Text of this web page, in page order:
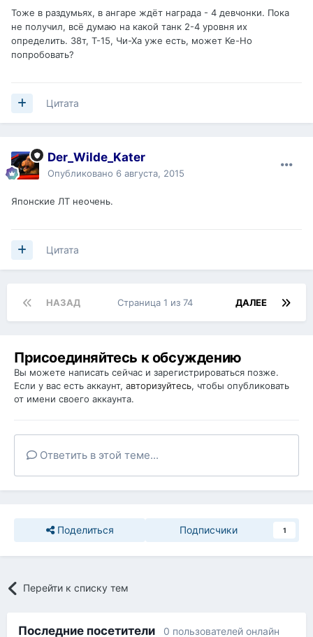
Тоже в раздумьях, в ангаре ждёт награда - 4 девчонки. Пока
не получил, всё думаю на какой танк 2-4 уровня их
определить. 38т, Т-15, Чи-Ха уже есть, может Ке-Но
попробовать?
Цитата
Der_Wilde_Kater
Опубликовано 6 августа, 2015
Японские ЛТ неочень.
Цитата
НАЗАД ДАЛЕЕ
Страница 1 из 74
Присоединяйтесь к обсуждению
Вы можете написать сейчас и зарегистрироваться позже.
Если у вас есть аккаунт, авторизуйтесь, чтобы опубликовать
от имени своего аккаунта.
Ответить в этой теме...
Поделиться Подписчики 1
Перейти к списку тем
Последние посетители 0 пользователей онлайн